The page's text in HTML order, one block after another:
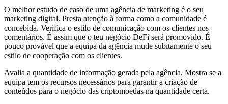
O melhor estudo de caso de uma agência de marketing é o seu
marketing digital. Presta atenção à forma como a comunidade é
concebida. Verifica o estilo de comunicação com os clientes nos
comentários. É assim que o teu negócio DeFi será promovido. É
pouco provável que a equipa da agência mude subitamente o seu
estilo de cooperação com os clientes.
Avalia a quantidade de informação gerada pela agência. Mostra se a
equipa tem os recursos necessários para garantir a criação de
conteúdos para o negócio das criptomoedas na quantidade certa.